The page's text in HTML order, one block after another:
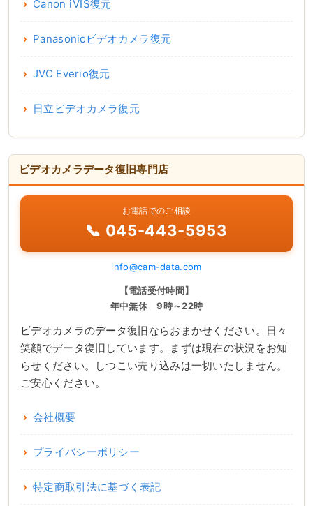
Canon iVIS復元
Panasonicビデオカメラ復元
JVC Everio復元
日立ビデオカメラ復元
ビデオカメラデータ復旧専門店
お電話でのご相談
📞 045-443-5953
info@cam-data.com
【電話受付時間】
年中無休 9時～22時
ビデオカメラのデータ復旧ならおまかせください。日々
笑顔でデータ復旧しています。まずは現在の状況をお知
らせください。しつこい売り込みは一切いたしません。
ご安心ください。
会社概要
プライバシーポリシー
特定商取引法に基づく表記